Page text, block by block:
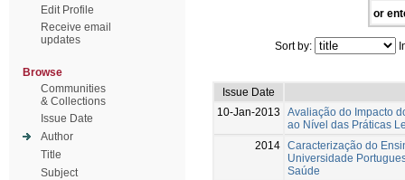
Edit Profile
Receive email
updates
Browse
Communities
& Collections
Issue Date
Author
Title
Subject
or
Sort by:
Issue Date
10-Jan-2013
Avaliação do Impacto
ao Nível das Práticas
2014 Caracterização do
Universidade
Saúde